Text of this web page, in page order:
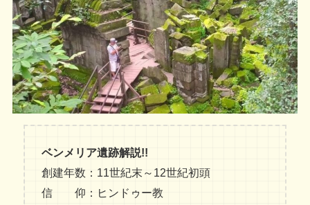
ベンメリア遺跡解説!!
創建年数：11世紀末～12世紀初頭
信 仰：ヒンドゥー教